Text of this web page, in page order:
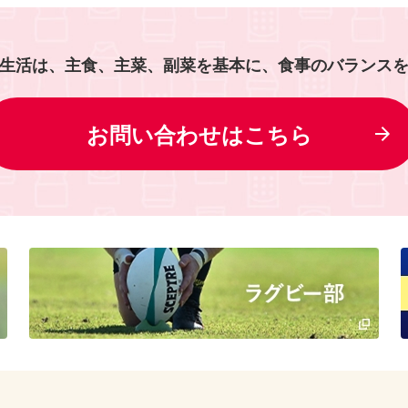
活は、主食、主菜、副菜を基本に、食事のバランス
お問い合わせはこちら